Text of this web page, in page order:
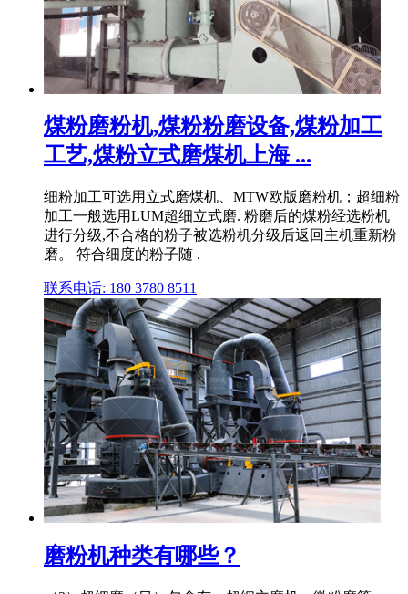
煤粉磨粉机,煤粉粉磨设备,煤粉加工
工艺,煤粉立式磨煤机上海 ...
细粉加工可选用立式磨煤机、MTW欧版磨粉机；超细粉
加工一般选用LUM超细立式磨. 粉磨后的煤粉经选粉机
进行分级,不合格的粉子被选粉机分级后返回主机重新粉
磨。 符合细度的粉子随 .
联系电话: 180 3780 8511
磨粉机种类有哪些？